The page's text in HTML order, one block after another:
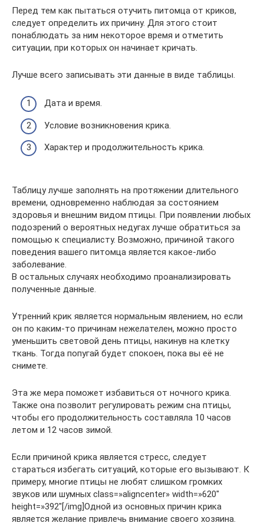
Перед тем как пытаться отучить питомца от криков,
следует определить их причину. Для этого стоит
понаблюдать за ним некоторое время и отметить
ситуации, при которых он начинает кричать.
Лучше всего записывать эти данные в виде таблицы.
Дата и время.
Условие возникновения крика.
Характер и продолжительность крика.
Таблицу лучше заполнять на протяжении длительного
времени, одновременно наблюдая за состоянием
здоровья и внешним видом птицы. При появлении любых
подозрений о вероятных недугах лучше обратиться за
помощью к специалисту. Возможно, причиной такого
поведения вашего питомца является какое-либо
заболевание.
В остальных случаях необходимо проанализировать
полученные данные.
Утренний крик является нормальным явлением, но если
он по каким-то причинам нежелателен, можно просто
уменьшить световой день птицы, накинув на клетку
ткань. Тогда попугай будет спокоен, пока вы её не
снимете.
Эта же мера поможет избавиться от ночного крика.
Также она позволит регулировать режим сна птицы,
чтобы его продолжительность составляла 10 часов
летом и 12 часов зимой.
Если причиной крика является стресс, следует
стараться избегать ситуаций, которые его вызывают. К
примеру, многие птицы не любят слишком громких
звуков или шумных class=»aligncenter» width=»620″
height=»392″[/img]Одной из основных причин крика
является желание привлечь внимание своего хозяина.